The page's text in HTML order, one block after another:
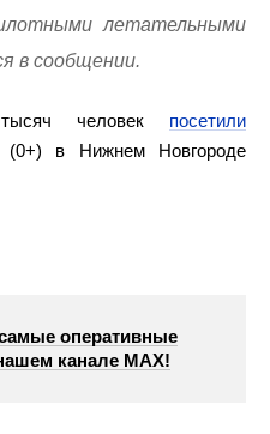
летательными
в сообщении.
человек посетили
(0+) в Нижнем Новгороде
оперативные
канале МАХ!